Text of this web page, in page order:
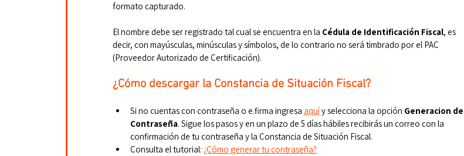
formato capturado.
El nombre debe ser registrado tal cual se encuentra en la Cédula de Identificación Fiscal, es
decir, con mayúsculas, minúsculas y símbolos, de lo contrario no será timbrado por el PAC
(Proveedor Autorizado de Certificación).
¿Cómo descargar la Constancia de Situación Fiscal?
Si no cuentas con contraseña o e.firma ingresa aquí y selecciona la opción Generacion de
Contraseña. Sigue los pasos y en un plazo de 5 días hábiles recibirás un correo con la
confirmación de tu contraseña y la Constancia de Situación Fiscal.
Consulta el tutorial: ¿Cómo generar tu contraseña?